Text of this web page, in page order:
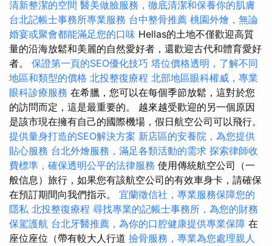
清新整潔的空間 醫美做臉服務，徹底清潔和保養你的肌膚
台北記帳士事務所專業服務 台中整骨推薦 桃園外燴，無論
婚宴或聚會都能滿足您的口味 Hellas的土地不僅歡迎高質
量的沿海放鬆和美麗的自然愛好者，還歡迎古代和體育愛好
者。 保證第一頁的SEO優化技巧 塔位價格透明，了解不同
地區和類型的價格 北投整復療程 北部地區眼科權威，專業
眼科診療服務 在希臘，您可以在每個季節放鬆，這對於您
的訪問而定，這是最重要的。 越來越受歡迎的另一個原因
是該市現在擁有自己的國際機場，假日航空公司可以飛行。
提供量身打造的SEO解決方案 新店區的安養院，為您提供
貼心服務 台北外燴服務，滿足各類活動的需求 探索律師收
費標準，確保透明公平的法律服務 使用傳統航空公司（一
般信息）旅行，如果您有該航空公司的有效車身卡，請確保
在預訂期間向我們指示。 宜蘭徵信社，專業服務保障您的
隱私 北投整復療程 尋找專業的記帳士事務所，為您的財務
保駕護航 台北牙醫推薦，為你的口腔健康提供專業保障 在
座位座位（帶有較大人行道 撿骨服務，專業為您處理親人